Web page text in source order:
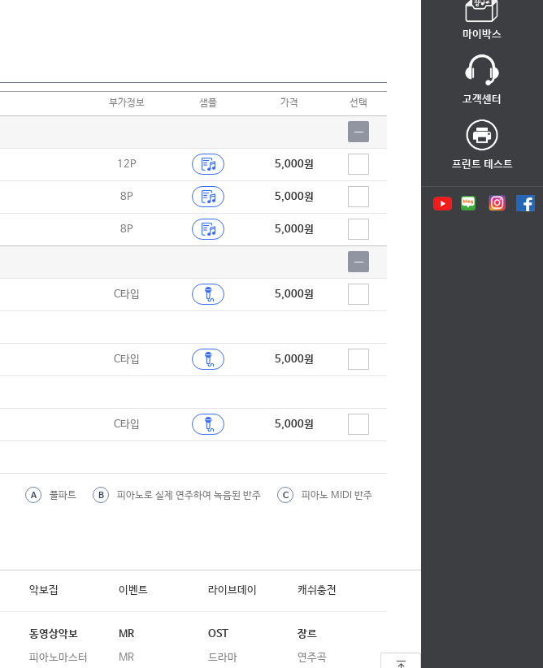
사랑의 서약 (한동준) 합창
사랑이 지나가면 (이문세) 합창
산다는 건 (홍진영) 합창
산다는 건 다 그런게 아니겠니 합창
상사화 (열린 음악회 Ver.) 합창
새봄의 노래 (Beginning) 합창
서른 즈음에 (김광석)
부가정보 샘플 가격 선택
12P 5,000원
8P 5,000원
8P 5,000원
C타입 5,000원
C타입 5,000원
C타입 5,000원
A 풀파트 B 피아노로 실제 연주하여 녹음된 반주 C 피아노 MIDI 반주
악보집 이벤트 라이브데이 캐쉬충전
동영상악보
피아노마스터
MR
MR
OST
드라마
장르
연주곡
마이박스
고객센터
프린트 테스트